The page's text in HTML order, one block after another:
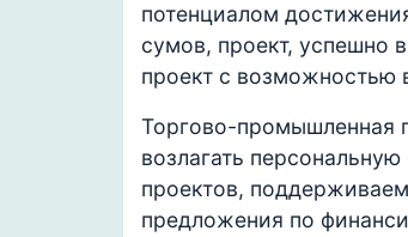
потенциалом
сумов, проект, успешно
проект с возможностью
Торгово-промышленная
возлагать
проектов,
предложения по